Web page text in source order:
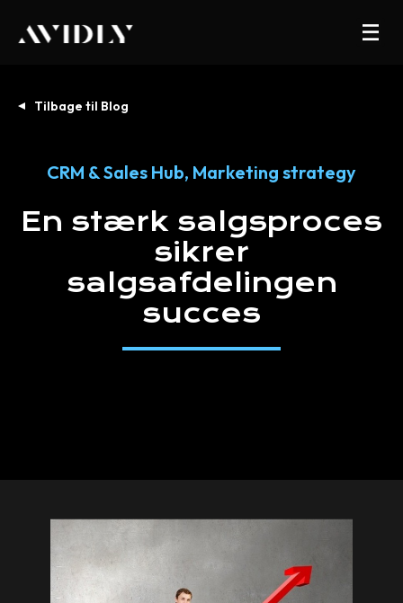
Tilbage til Blog
CRM & Sales Hub, Marketing strategy
En stærk salgsproces
sikrer
salgsafdelingen
succes